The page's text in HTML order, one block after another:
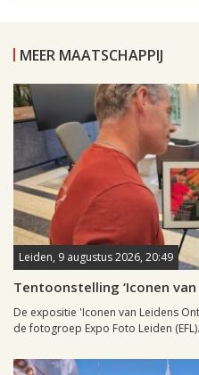
MEER MAATSCHAPPIJ
Leiden, 9 augustus 2026, 20:49
Tentoonstelling ‘Iconen
De expositie 'Iconen van Leidens
de fotogroep Expo Foto Leiden